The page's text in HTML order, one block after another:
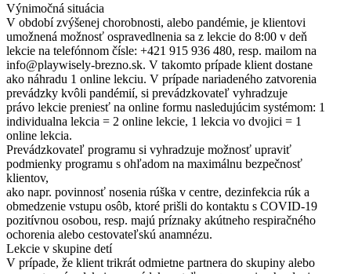
Výnimočná situácia
V období zvýšenej chorobnosti, alebo pandémie, je klientovi
umožnená možnosť ospravedlnenia sa z lekcie do 8:00 v deň
lekcie na telefónnom čísle: +421 915 936 480, resp. mailom na
info@playwisely-brezno.sk. V takomto prípade klient dostane
ako náhradu 1 online lekciu. V prípade nariadeného zatvorenia
prevádzky kvôli pandémií, si prevádzkovateľ vyhradzuje
právo lekcie preniesť na online formu nasledujúcim systémom: 1
individualna lekcia = 2 online lekcie, 1 lekcia vo dvojici = 1
online lekcia.
Prevádzkovateľ programu si vyhradzuje možnosť upraviť
podmienky programu s ohľadom na maximálnu bezpečnosť
klientov,
ako napr. povinnosť nosenia rúška v centre, dezinfekcia rúk a
obmedzenie vstupu osôb, ktoré prišli do kontaktu s COVID-19
pozitívnou osobou, resp. majú príznaky akútneho respiračného
ochorenia alebo cestovateľskú anamnézu.
Lekcie v skupine detí
V prípade, že klient trikrát odmietne partnera do skupiny alebo